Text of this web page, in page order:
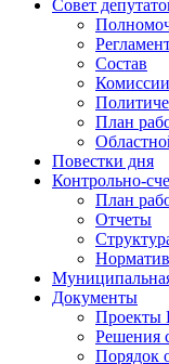
Совет
Состав
Комиссии
План
Повестки дня
Контрольно-
План
Отчеты
Документы
Решения
Порядок